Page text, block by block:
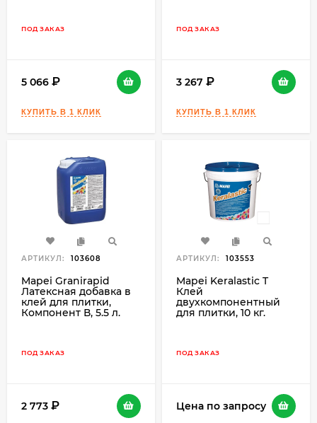
ПОД ЗАКАЗ
5 066
ПОД ЗАКАЗ
3 267
АРТИКУЛ: 103608
Mapei Granirapid
Латексная добавка в
клей для плитки,
Компонент В, 5.5 л.
ПОД ЗАКАЗ
2 773
АРТИКУЛ: 103553
Mapei Keralastic T
Клей
двухкомпонентный
для плитки, 10 кг.
ПОД ЗАКАЗ
Цена по запросу